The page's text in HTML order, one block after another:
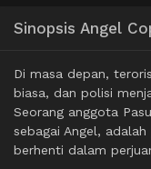
Sinopsis Angel
Di masa depan,
biasa, dan polisi
Seorang anggota
sebagai Angel,
berhenti dalam